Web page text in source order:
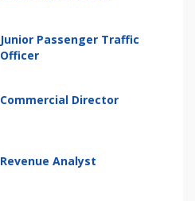
Junior Passenger Traffic
Officer
Commercial Director
Revenue Analyst